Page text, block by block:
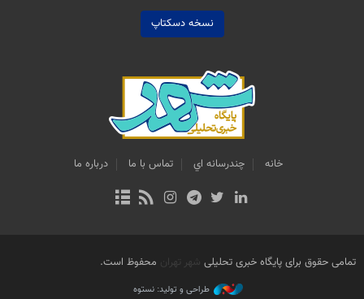
نسخه دسکتاپ
خانه چندرسانه اي تماس با ما درباره ما
تمامی حقوق برای پایگاه خبری تحلیلی شهر تهران محفوظ است.
طراحی و تولید: نستوه